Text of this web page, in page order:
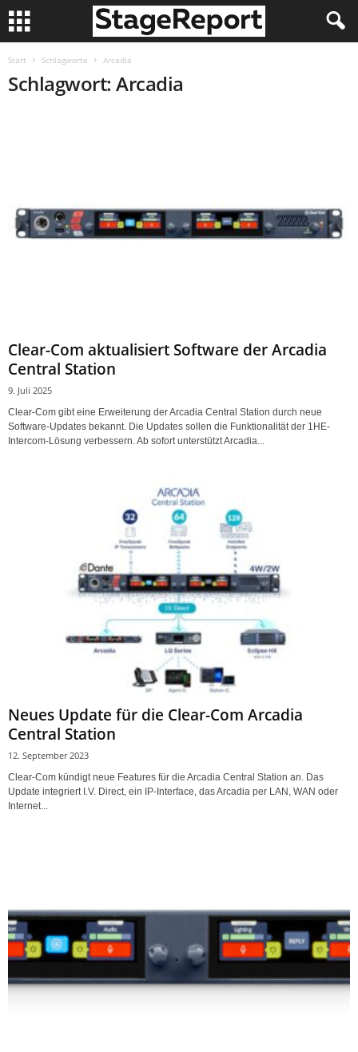
Start Schlagworte Arcadia
Schlagwort: Arcadia
Clear-Com aktualisiert Software der Arcadia
Central Station
9. Juli 2025
Clear-Com gibt eine Erweiterung der Arcadia Central Station durch neue
Software-Updates bekannt. Die Updates sollen die Funktionalität der 1HE-
Intercom-Lösung verbessern. Ab sofort unterstützt Arcadia...
Neues Update für die Clear-Com Arcadia
Central Station
12. September 2023
Clear-Com kündigt neue Features für die Arcadia Central Station an. Das
Update integriert I.V. Direct, ein IP-Interface, das Arcadia per LAN, WAN oder
Internet...